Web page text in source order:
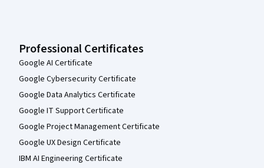
Professional Certificates
Google AI Certificate
Google Cybersecurity Certificate
Google Data Analytics Certificate
Google IT Support Certificate
Google Project Management Certificate
Google UX Design Certificate
IBM AI Engineering Certificate